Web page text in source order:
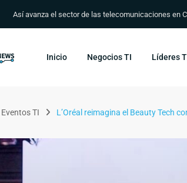
Así avanza el sector de las telecomunicaciones en
Inicio Negocios TI Líderes
Eventos TI L’Oréal reimagina el Beauty Tech